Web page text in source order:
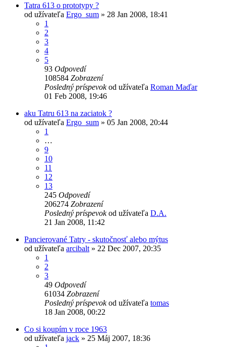
Tatra 613 o prototypy ?
od užívateľa Ergo_sum » 28 Jan 2008, 18:41
1
2
3
4
5
93 Odpovedí
108584 Zobrazení
Posledný príspevokod užívateľa Roman Maďar
01 Feb 2008, 19:46
aku Tatru 613 na zaciatok ?
od užívateľa Ergo_sum » 05 Jan 2008, 20:44
1
…
9
10
11
12
13
245 Odpovedí
206274 Zobrazení
Posledný príspevokod užívateľa D.A.
21 Jan 2008, 11:42
Pancierované Tatry - skutočnosť alebo mýtus
od užívateľa arcibalt » 22 Dec 2007, 20:35
1
2
3
49 Odpovedí
61034 Zobrazení
Posledný príspevokod užívateľa tomas
18 Jan 2008, 00:22
Co si koupím v roce 1963
od užívateľa jack » 25 Máj 2007, 18:36